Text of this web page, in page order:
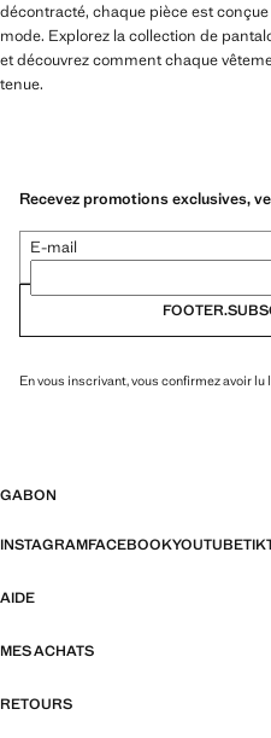
décontracté, chaque pièce est
mode. Explorez la collection de
et découvrez comment chaque
tenue.
Recevez promotions exclusives,
E-mail
En vous inscrivant, vous confirmez avoir lu
GABON
INSTAGRAMFACEBOOKYOUTUBE
AIDE
MES ACHATS
RETOURS